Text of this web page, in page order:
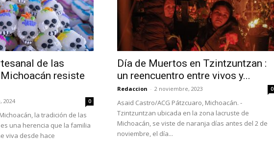
de las
resiste
2024 0
la tradición de las
una herencia que la familia
viva desde hace
Día de Muertos en Tzintzuntzan :
un reencuentro entre vivos y...
Redaccion - 2 noviembre, 2023 0
Asaid Castro/ACG Pátzcuaro, Michoacán. -
Tzintzuntzan ubicada en la zona lacruste de
Michoacán, se viste de naranja días antes del 2 de
noviembre, el día...